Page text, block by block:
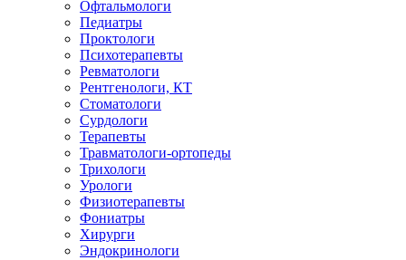
Офтальмологи
Педиатры
Проктологи
Психотерапевты
Ревматологи
Рентгенологи, КТ
Стоматологи
Сурдологи
Терапевты
Травматологи-ортопеды
Трихологи
Урологи
Физиотерапевты
Фониатры
Хирурги
Эндокринологи